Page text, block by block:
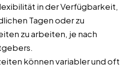
in der Verfügbarkeit,
Tagen oder zu
zu arbeiten, je nach
können variabler und oft